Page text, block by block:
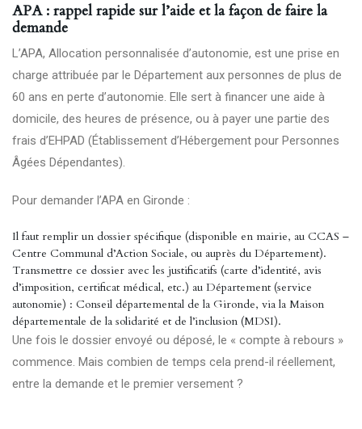
APA : rappel rapide sur l’aide et la façon de faire la
demande
L’APA, Allocation personnalisée d’autonomie, est une prise en
charge attribuée par le Département aux personnes de plus de
60 ans en perte d’autonomie. Elle sert à financer une aide à
domicile, des heures de présence, ou à payer une partie des
frais d’EHPAD (Établissement d’Hébergement pour Personnes
Âgées Dépendantes).
Pour demander l’APA en Gironde :
Il faut remplir un dossier spécifique (disponible en mairie, au CCAS –
Centre Communal d’Action Sociale, ou auprès du Département).
Transmettre ce dossier avec les justificatifs (carte d’identité, avis
d’imposition, certificat médical, etc.) au Département (service
autonomie) : Conseil départemental de la Gironde, via la Maison
départementale de la solidarité et de l’inclusion (MDSI).
Une fois le dossier envoyé ou déposé, le « compte à rebours »
commence. Mais combien de temps cela prend-il réellement,
entre la demande et le premier versement ?